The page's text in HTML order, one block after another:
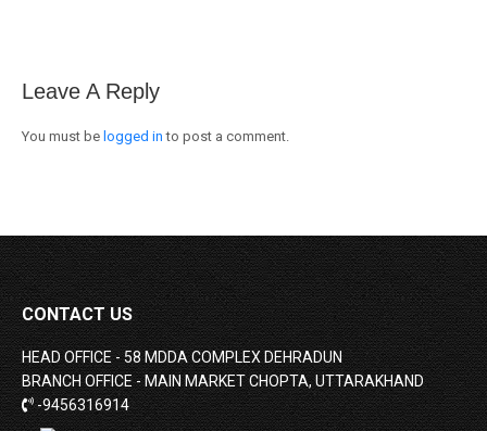
Leave A Reply
You must be logged in to post a comment.
CONTACT US
HEAD OFFICE - 58 MDDA COMPLEX DEHRADUN
BRANCH OFFICE - MAIN MARKET CHOPTA, UTTARAKHAND
-9456316914